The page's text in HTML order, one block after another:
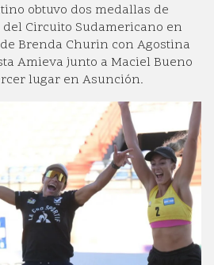
obtuvo dos medallas de
del Circuito Sudamericano en
Brenda Churin con Agostina
Amieva junto a Maciel Bueno
lugar en Asunción.